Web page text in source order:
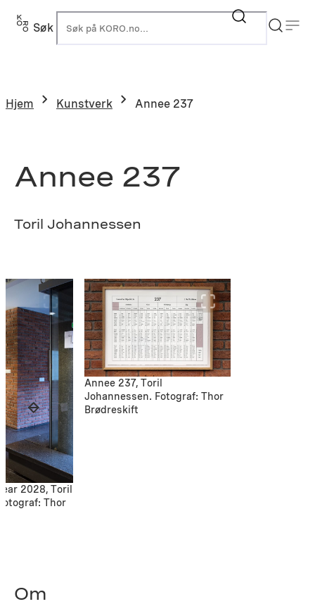
Hopp
Søk
Hjem Kunstverk Annee 237
Annee 237
Toril Johannessen
2028, Toril
Thor
Annee 237, Toril
Johannessen. Fotograf: Thor
Brødreskift
Om